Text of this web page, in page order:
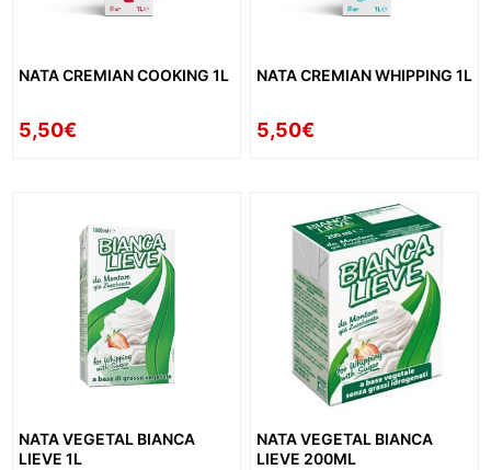
NATA CREMIAN COOKING 1L
5,50€
NATA CREMIAN WHIPPING 1L
5,50€
NATA VEGETAL BIANCA
LIEVE 1L
NATA VEGETAL BIANCA
LIEVE 200ML